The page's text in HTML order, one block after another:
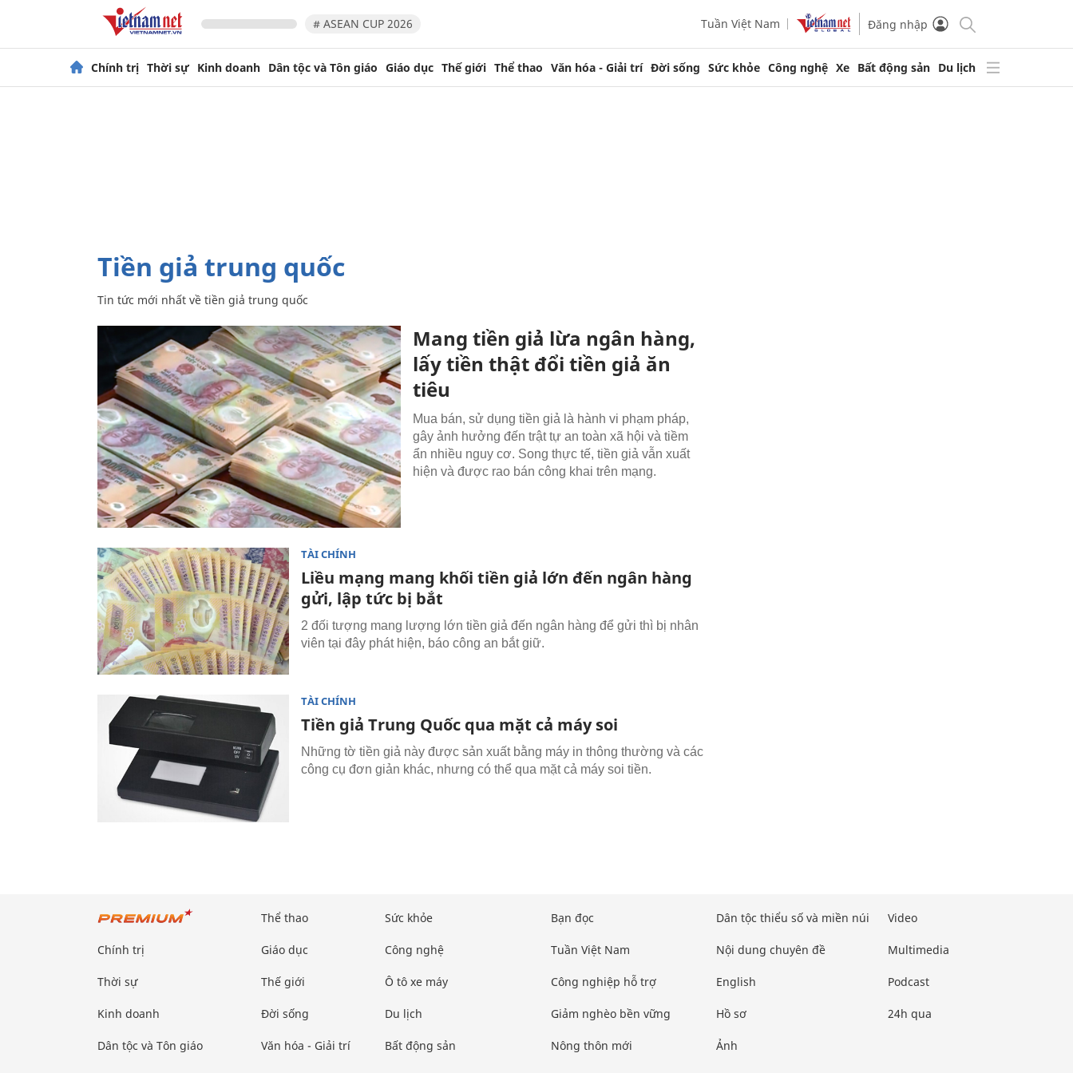
# ASEAN CUP 2026 Tuần Việt Nam Đăng nhập
Chính trị Thời sự Kinh doanh Dân tộc và Tôn giáo Giáo dục Thế giới Thể thao Văn hóa - Giải trí Đời sống Sức khỏe Công nghệ Xe Bất động sản Du lịch
tiền giả trung quốc
Tin tức mới nhất về tiền giả trung quốc
Mang tiền giả lừa ngân hàng,
lấy tiền thật đổi tiền giả ăn
tiêu
Mua bán, sử dụng tiền giả là hành vi phạm pháp,
gây ảnh hưởng đến trật tự an toàn xã hội và tiềm
ẩn nhiều nguy cơ. Song thực tế, tiền giả vẫn xuất
hiện và được rao bán công khai trên mạng.
TÀI CHÍNH
Liều mạng mang khối tiền giả lớn đến ngân hàng
gửi, lập tức bị bắt
2 đối tượng mang lượng lớn tiền giả đến ngân hàng để gửi thì bị nhân
viên tại đây phát hiện, báo công an bắt giữ.
TÀI CHÍNH
Tiền giả Trung Quốc qua mặt cả máy soi
Những tờ tiền giả này được sản xuất bằng máy in thông thường và các
công cụ đơn giản khác, nhưng có thể qua mặt cả máy soi tiền.
Chính trị
Thời sự
Kinh doanh
Dân tộc và Tôn giáo
Thể thao
Giáo dục
Thế giới
Đời sống
Văn hóa - Giải trí
Sức khỏe
Công nghệ
Ô tô xe máy
Du lịch
Bất động sản
Bạn đọc
Tuần Việt Nam
Công nghiệp hỗ trợ
Giảm nghèo bền vững
Nông thôn mới
Dân tộc thiểu số và miền núi
Nội dung chuyên đề
English
Hồ sơ
Ảnh
Video
Multimedia
Podcast
24h qua